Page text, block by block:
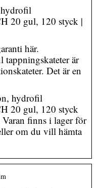
20 gul, 120 styck |
här.
är
Det är en
hydrofil
20 gul, 120 styck
finns i lager för
om du vill hämta